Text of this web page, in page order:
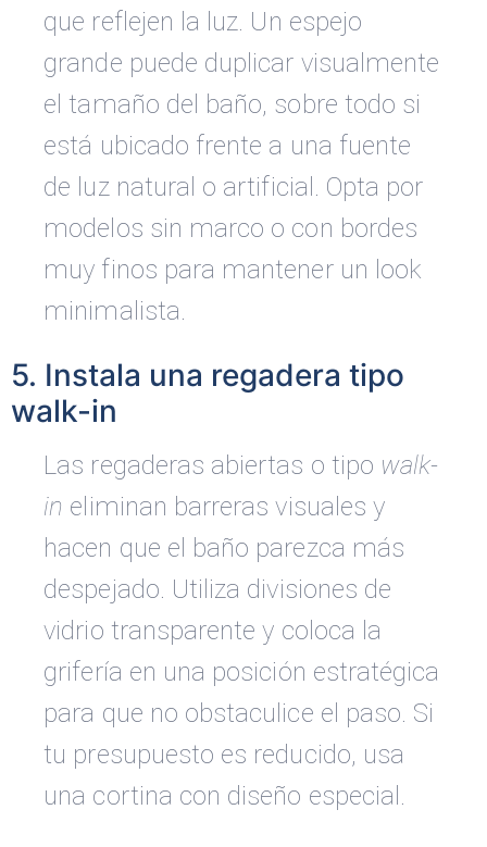
que reflejen la luz. Un espejo
grande puede duplicar visualmente
el tamaño del baño, sobre todo si
está ubicado frente a una fuente
de luz natural o artificial. Opta por
modelos sin marco o con bordes
muy finos para mantener un look
minimalista.
5. Instala una regadera tipo
walk-in
Las regaderas abiertas o tipo walk-
in eliminan barreras visuales y
hacen que el baño parezca más
despejado. Utiliza divisiones de
vidrio transparente y coloca la
grifería en una posición estratégica
para que no obstaculice el paso. Si
tu presupuesto es reducido, usa
una cortina con diseño especial.